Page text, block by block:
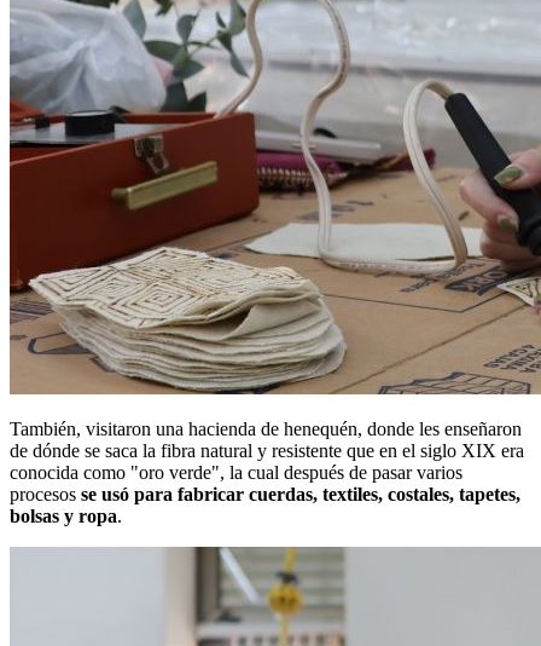
También, visitaron una hacienda de henequén, donde les enseñaron
de dónde se saca la fibra natural y resistente que en el siglo XIX era
conocida como "oro verde", la cual después de pasar varios
procesos se usó para fabricar cuerdas, textiles, costales, tapetes,
bolsas y ropa.